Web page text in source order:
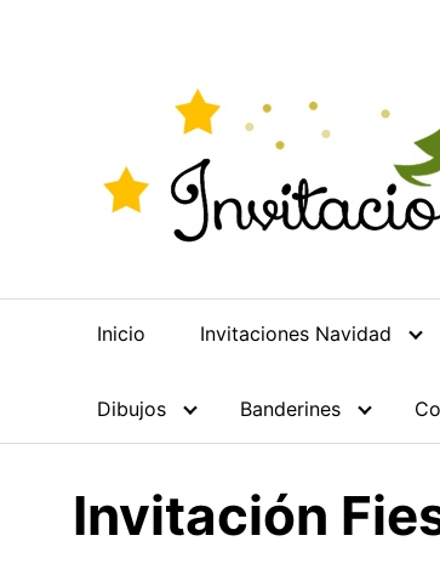
Inicio Invitaciones Navidad
Dibujos Banderines
Invitación